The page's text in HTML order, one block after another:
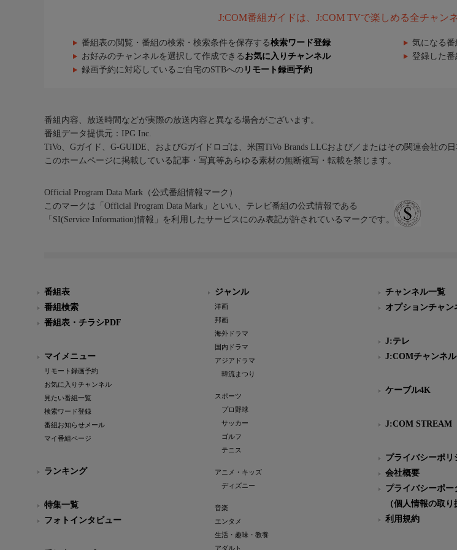
J:COM番組ガイドは、J:COM TVで楽しめる全チャン
番組表の閲覧・番組の検索・検索条件を保存する検索ワード登録 気になる番
お好みのチャンネルを選択して作成できる お気に入りチャンネル 登録した
録画予約に対応しているご自宅のSTBへの リモート録画予約
番組内容、放送時間などが実際の放送内容と異なる場合がございます。
番組データ提供元：IPG Inc.
TiVo、Gガイド、G-GUIDE、およびGガイドロゴは、米国TiVo Brands LLCおよび／またはその関連会社の
このホームページに掲載している記事・写真等あらゆる素材の無断複写・転載を禁じます。
Official Program Data Mark（公式番組情報マーク）
このマークは「Official Program Data Mark」といい、テレビ番組の公式情報である
「SI(Service Information)情報」を利用したサービスにのみ表記が許されているマークです。
番組表
番組検索
番組表・チラシPDF
マイメニュー
リモート録画予約
お気に入りチャンネル
見たい番組一覧
検索ワード登録
番組お知らせメール
マイ番組ページ
ランキング
特集一覧
フォトインタビュー
ジャンル
洋画
邦画
海外ドラマ
国内ドラマ
アジアドラマ
韓流まつり
スポーツ
プロ野球
サッカー
ゴルフ
テニス
アニメ・キッズ
ディズニー
音楽
エンタメ
生活・趣味・教養
アダルト
チャンネル一覧
オプションチャン
J:テレ
J:COMチャンネル
ケーブル4K
J:COM STREAM
プライバシーポリ
会社概要
プライバシーポー
（個人情報の取り
利用規約